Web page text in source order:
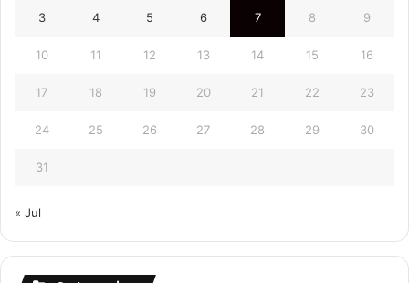
3 4 5 6 7 8 9
10 11 12 13 14 15 16
17 18 19 20 21 22 23
24 25 26 27 28 29 30
31
« Jul